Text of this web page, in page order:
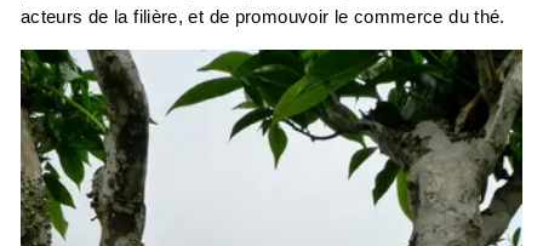
acteurs de la filière, et de promouvoir le commerce du thé.